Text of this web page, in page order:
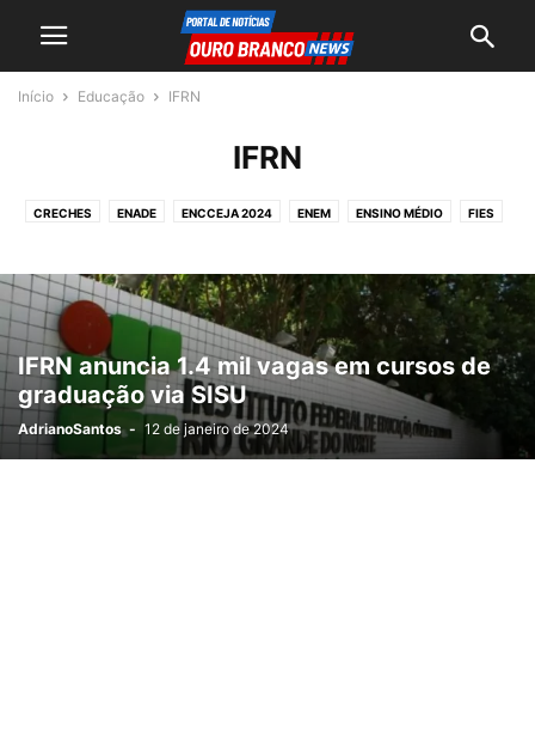
Início Educação IFRN
IFRN
CRECHES ENADE ENCCEJA 2024 ENEM ENSINO MÉDIO FIES
IFRN anuncia 1.4 mil vagas em cursos de
graduação via SISU
AdrianoSantos - 12 de janeiro de 2024